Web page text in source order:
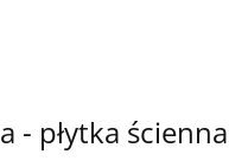
- płytka ścienna